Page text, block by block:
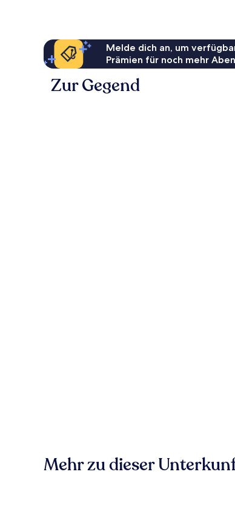
Melde dich an, um
Prämien für noch mehr
Zur Gegend
Mehr zu dieser